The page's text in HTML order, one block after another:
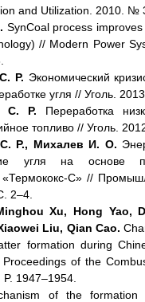
and Utilization. 2010. №
SynCoal process
// Modern Power
Р. Экономический
угля // Уголь.
С. Р. Переработка
топливо // Уголь.
Р., Михалев И. О.
угля на основе
«Термококс-С» //
2–4.
Xu, Hong Yao,
Liu, Qian Cao.
formation during
of the
1947–1954.
of the